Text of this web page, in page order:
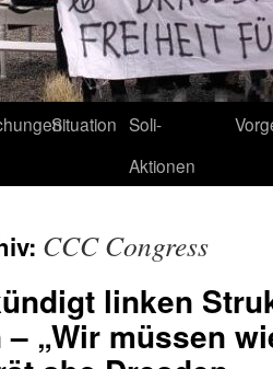
Situation Soli-
Aktionen
CCC Congress
linken
„Wir müssen